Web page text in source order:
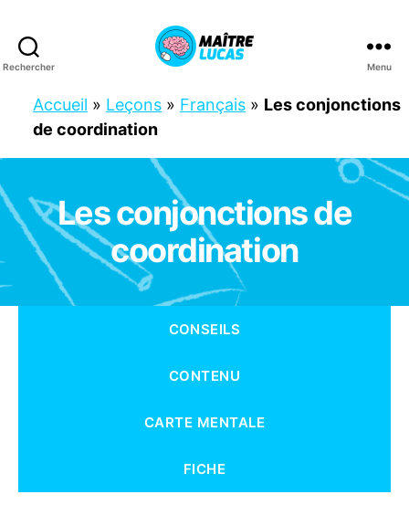
Rechercher
Lucas
Menu
Accueil » Leçons » Français » Les conjonctions
de coordination
Catégories
C
M
1
Les conjonctions de
coordination
CONSEILS
CONTENU
CARTE MENTALE
FICHE